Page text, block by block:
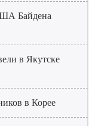
Байдена
в Якутске
в Корее